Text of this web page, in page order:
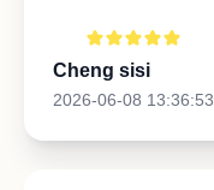
Cheng sisi
2026-06-08 13:36:53